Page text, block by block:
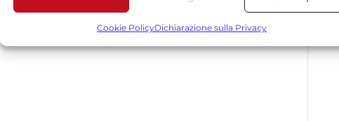
Sempre
Abbinare e combinare dati provenienti da altre fonti di dati,
Cookie PolicyDichiarazione sulla Privacy